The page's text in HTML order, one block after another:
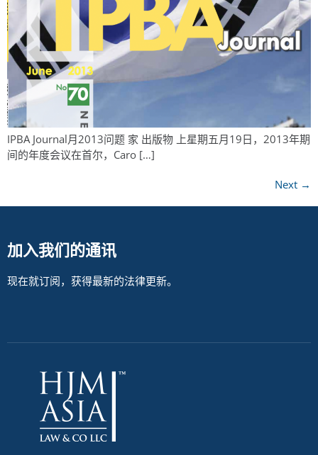
IPBA Journal月2013问题 家 出版物 上星期五月19日，2013年期
间的年度会议在首尔，Caro […]
Next →
加入我们的通讯
现在就订阅，获得最新的法律更新。